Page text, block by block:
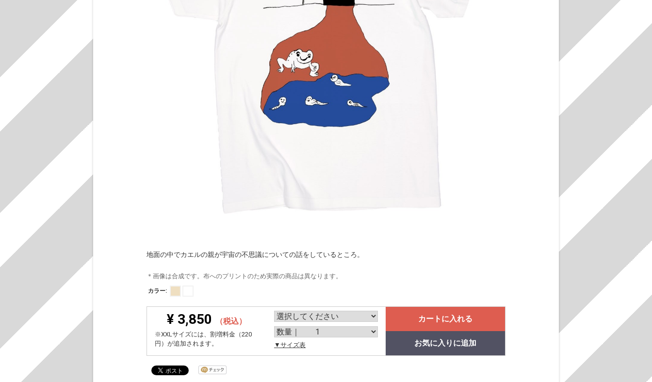
地面の中でカエルの親が宇宙の不思議についての話をしているところ。
＊画像は合成です。布へのプリントのため実際の商品は異なります。
カラー:
¥ 3,850 （税込）
※XXLサイズには、割増料金（220
円）が追加されます。
▼サイズ表
カートに入れる
お気に入りに追加